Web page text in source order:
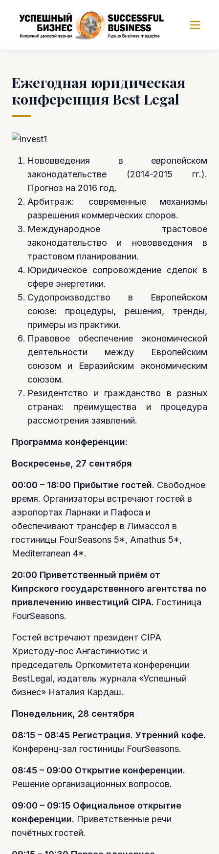
Ежегодная юридическая
конференция Best Legal
Нововведения в европейском
законодательстве (2014-2015 гг.).
Прогноз на 2016 год.
Арбитраж: современные механизмы
разрешения коммерческих споров.
Международное трастовое
законодательство и нововведения в
трастовом планировании.
Юридическое сопровождение сделок в
сфере энергетики.
Судопроизводство в Европейском
союзе: процедуры, решения, тренды,
примеры из практики.
Правовое обеспечение экономической
деятельности между Европейским
союзом и Евразийским экономическим
союзом.
Резидентство и гражданство в разных
странах: преимущества и процедура
рассмотрения заявлений.
Программа конференции:
Воскресенье, 27 сентября
00:00 – 18:00 Прибытие гостей. Свободное
время. Организаторы встречают гостей в
аэропортах Ларнаки и Пафоса и
обеспечивают трансфер в Лимассол в
гостиницы FourSeasons 5*, Amathus 5*,
Mediterranean 4*.
20:00 Приветственный приём от
Кипрского государственного агентства по
привлечению инвестиций CIPA. Гостиница
FourSeasons.
Гостей встречают президент CIPA
Христоду-лос Ангастиниотис и
председатель Оргкомитета конференции
BestLegal, издатель журнала «Успешный
бизнес» Наталия Кардаш.
Понедельник, 28 сентября
08:15 – 08:45 Регистрация. Утренний кофе.
Конференц-зал гостиницы FourSeasons.
08:45 – 09:00 Открытие конференции.
Решение организационных вопросов.
09:00 – 09:15 Официальное открытие
конференции. Приветственные речи
почётных гостей.